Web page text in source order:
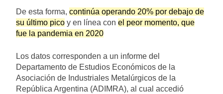
De esta forma, continúa operando 20% por debajo de
su último pico y en línea con el peor momento, que
fue la pandemia en 2020
Los datos corresponden a un informe del
Departamento de Estudios Económicos de la
Asociación de Industriales Metalúrgicos de la
República Argentina (ADIMRA), al cual accedió